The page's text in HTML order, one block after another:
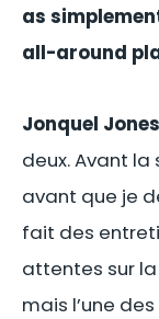
as
all-around
Jonquel
deux. Avant
avant que je
fait des
attentes sur
mais l’une